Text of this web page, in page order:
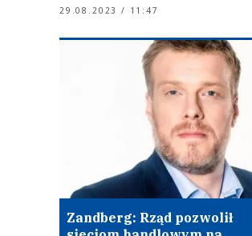
29.08.2023 / 11:47
Zandberg: Rząd pozwolił